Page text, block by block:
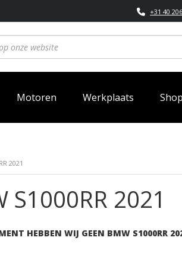
+31 40
Motoren Werkplaats Shop
2021
S1000RR 2021
HEBBEN WIJ GEEN BMW S1000RR